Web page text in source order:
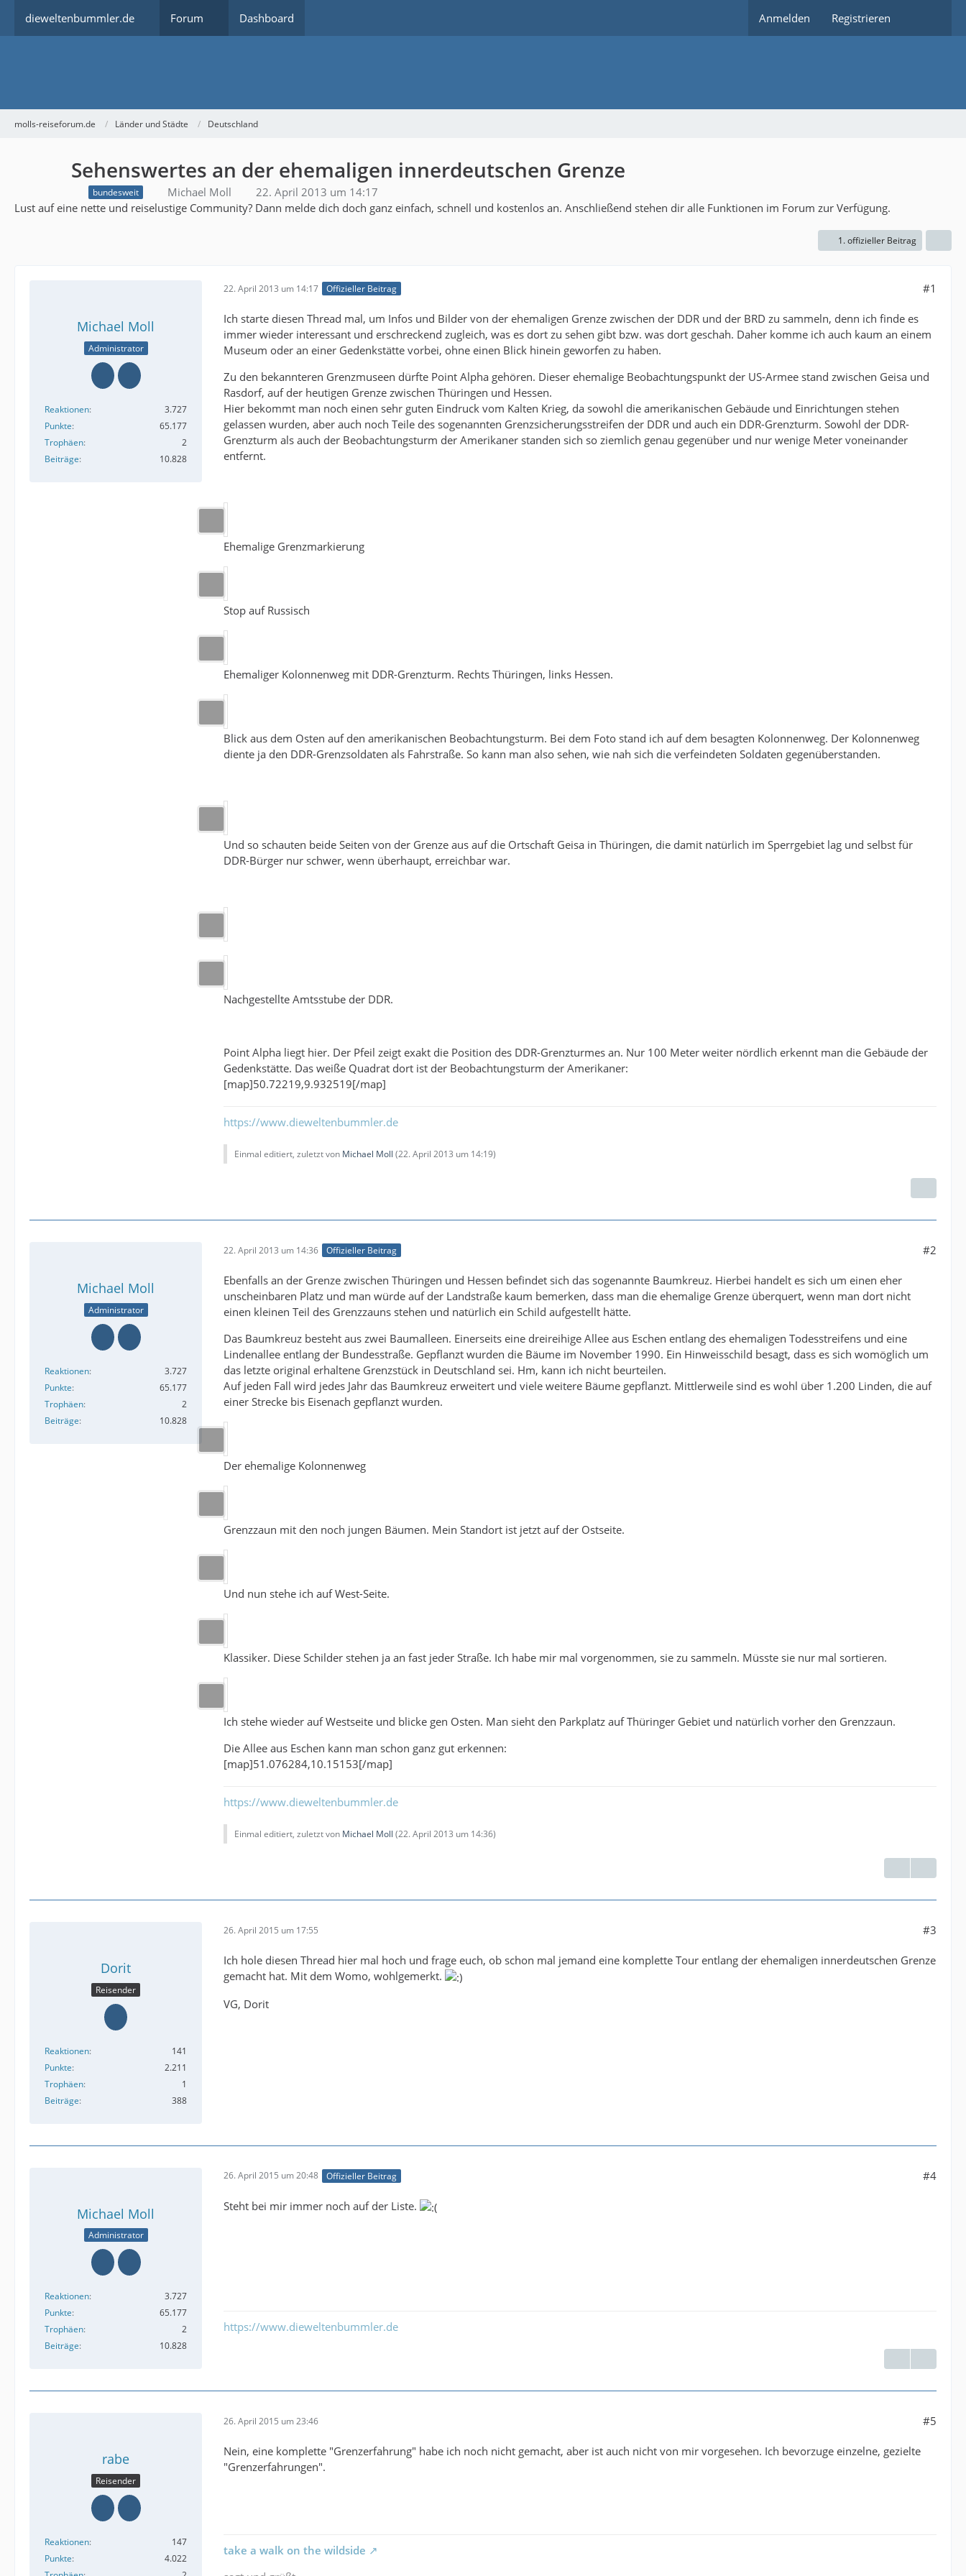
dieweltenbummler.de Forum Dashboard Anmelden Registrieren
molls-reiseforum.de Länder und Städte Deutschland
Sehenswertes an der ehemaligen innerdeutschen Grenze
bundesweit Michael Moll
22. April 2013 um 14:17
Lust auf eine nette und reiselustige Community? Dann melde dich doch ganz einfach, schnell und kostenlos an. Anschließend stehen dir alle Funktionen im Forum zur Verfügung.
1. offizieller Beitrag
Michael Moll
Administrator
Reaktionen
3.727
Punkte
65.177
Trophäen
2
Beiträge
10.828
22. April 2013 um 14:17 Offizieller Beitrag #1
Ich starte diesen Thread mal, um Infos und Bilder von der ehemaligen Grenze zwischen der DDR und der BRD zu sammeln, denn ich finde es
immer wieder interessant und erschreckend zugleich, was es dort zu sehen gibt bzw. was dort geschah. Daher komme ich auch kaum an einem
Museum oder an einer Gedenkstätte vorbei, ohne einen Blick hinein geworfen zu haben.
Zu den bekannteren Grenzmuseen dürfte Point Alpha gehören. Dieser ehemalige Beobachtungspunkt der US-Armee stand zwischen Geisa und
Rasdorf, auf der heutigen Grenze zwischen Thüringen und Hessen.
Hier bekommt man noch einen sehr guten Eindruck vom Kalten Krieg, da sowohl die amerikanischen Gebäude und Einrichtungen stehen
gelassen wurden, aber auch noch Teile des sogenannten Grenzsicherungsstreifen der DDR und auch ein DDR-Grenzturm. Sowohl der DDR-
Grenzturm als auch der Beobachtungsturm der Amerikaner standen sich so ziemlich genau gegenüber und nur wenige Meter voneinander
entfernt.
Ehemalige Grenzmarkierung
Stop auf Russisch
Ehemaliger Kolonnenweg mit DDR-Grenzturm. Rechts Thüringen, links Hessen.
Blick aus dem Osten auf den amerikanischen Beobachtungsturm. Bei dem Foto stand ich auf dem besagten Kolonnenweg. Der Kolonnenweg
diente ja den DDR-Grenzsoldaten als Fahrstraße. So kann man also sehen, wie nah sich die verfeindeten Soldaten gegenüberstanden.
Und so schauten beide Seiten von der Grenze aus auf die Ortschaft Geisa in Thüringen, die damit natürlich im Sperrgebiet lag und selbst für
DDR-Bürger nur schwer, wenn überhaupt, erreichbar war.
Nachgestellte Amtsstube der DDR.
Point Alpha liegt hier. Der Pfeil zeigt exakt die Position des DDR-Grenzturmes an. Nur 100 Meter weiter nördlich erkennt man die Gebäude der
Gedenkstätte. Das weiße Quadrat dort ist der Beobachtungsturm der Amerikaner:
[map]50.72219,9.932519[/map]
https://www.dieweltenbummler.de
Einmal editiert, zuletzt von Michael Moll (22. April 2013 um 14:19)
Michael Moll
Administrator
Reaktionen
3.727
Punkte
65.177
Trophäen
2
Beiträge
10.828
22. April 2013 um 14:36 Offizieller Beitrag #2
Ebenfalls an der Grenze zwischen Thüringen und Hessen befindet sich das sogenannte Baumkreuz. Hierbei handelt es sich um einen eher
unscheinbaren Platz und man würde auf der Landstraße kaum bemerken, dass man die ehemalige Grenze überquert, wenn man dort nicht
einen kleinen Teil des Grenzzauns stehen und natürlich ein Schild aufgestellt hätte.
Das Baumkreuz besteht aus zwei Baumalleen. Einerseits eine dreireihige Allee aus Eschen entlang des ehemaligen Todesstreifens und eine
Lindenallee entlang der Bundesstraße. Gepflanzt wurden die Bäume im November 1990. Ein Hinweisschild besagt, dass es sich womöglich um
das letzte original erhaltene Grenzstück in Deutschland sei. Hm, kann ich nicht beurteilen.
Auf jeden Fall wird jedes Jahr das Baumkreuz erweitert und viele weitere Bäume gepflanzt. Mittlerweile sind es wohl über 1.200 Linden, die auf
einer Strecke bis Eisenach gepflanzt wurden.
Der ehemalige Kolonnenweg
Grenzzaun mit den noch jungen Bäumen. Mein Standort ist jetzt auf der Ostseite.
Und nun stehe ich auf West-Seite.
Klassiker. Diese Schilder stehen ja an fast jeder Straße. Ich habe mir mal vorgenommen, sie zu sammeln. Müsste sie nur mal sortieren.
Ich stehe wieder auf Westseite und blicke gen Osten. Man sieht den Parkplatz auf Thüringer Gebiet und natürlich vorher den Grenzzaun.
Die Allee aus Eschen kann man schon ganz gut erkennen:
[map]51.076284,10.15153[/map]
https://www.dieweltenbummler.de
Einmal editiert, zuletzt von Michael Moll (22. April 2013 um 14:36)
Dorit
Reisender
Reaktionen
141
Punkte
2.211
Trophäen
1
Beiträge
388
26. April 2015 um 17:55 #3
Ich hole diesen Thread hier mal hoch und frage euch, ob schon mal jemand eine komplette Tour entlang der ehemaligen innerdeutschen Grenze
gemacht hat. Mit dem Womo, wohlgemerkt.
VG, Dorit
Michael Moll
Administrator
Reaktionen
3.727
Punkte
65.177
Trophäen
2
Beiträge
10.828
26. April 2015 um 20:48 Offizieller Beitrag #4
Steht bei mir immer noch auf der Liste.
https://www.dieweltenbummler.de
rabe
Reisender
Reaktionen
147
Punkte
4.022
26. April 2015 um 23:46 #5
Nein, eine komplette "Grenzerfahrung" habe ich noch nicht gemacht, aber ist auch nicht von mir vorgesehen. Ich bevorzuge einzelne, gezielte
"Grenzerfahrungen".
take a walk on the wildside